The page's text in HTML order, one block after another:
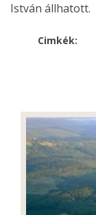
István állhatott.
Cimkék: